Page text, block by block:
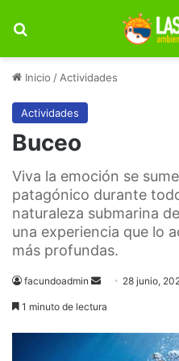
Inicio / Actividades
Actividades
Buceo
Viva la emoción se
patagónico durante
naturaleza submarina
una experiencia que lo
más profundas.
facundoadmin
Send 28 junio,
1 minuto de lectura